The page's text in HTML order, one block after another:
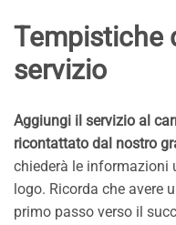
Tempistiche
servizio
Aggiungi il servizio al
ricontattato dal nostro
chiederà le informazioni
logo. Ricorda che avere
primo passo verso il